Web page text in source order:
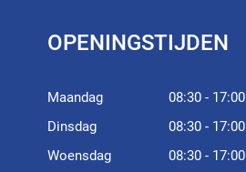
OPENINGSTIJDEN
Maandag
08:30 - 17:00
Dinsdag
08:30 - 17:00
Woensdag
08:30 - 17:00